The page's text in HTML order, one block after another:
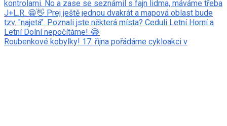
Roubenkové kobylky! 17. řìjna pořádáme cykloakci v